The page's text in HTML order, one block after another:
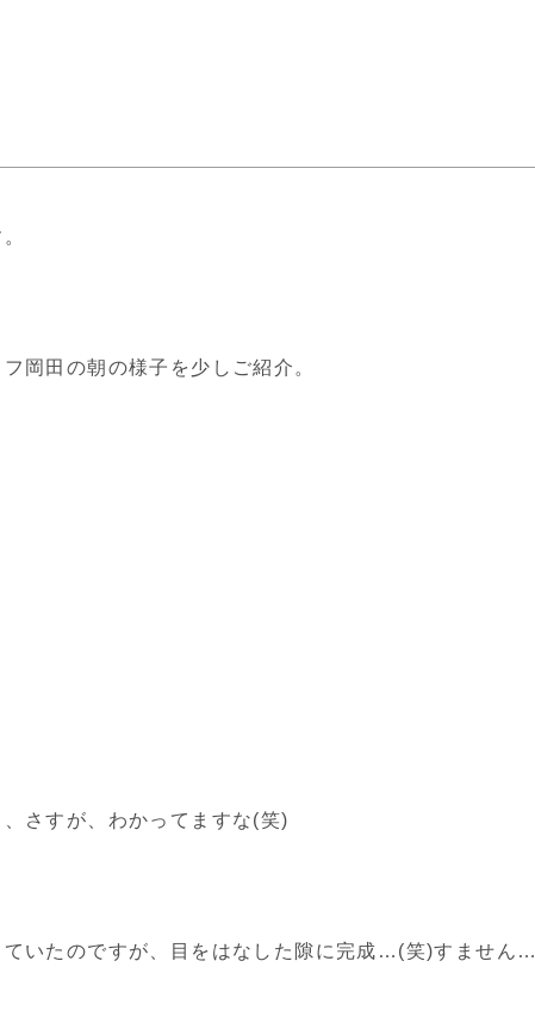
岡田の朝の様子を少しご紹介。
さすが、わかってますな(笑)
ていたのですが、目をはなした隙に完成…(笑)すません…